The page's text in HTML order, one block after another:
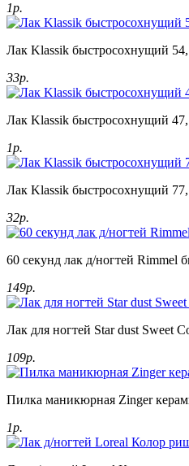
1р.
Лак Klassik быстросохнущий
33р.
Лак Klassik быстросохнущий
1р.
Лак Klassik быстросохнущий
32р.
60 секунд лак д/ногтей Rimmel
149р.
Лак для ногтей Star dust Sweet
109р.
Пилка маникюрная Zinger
1р.